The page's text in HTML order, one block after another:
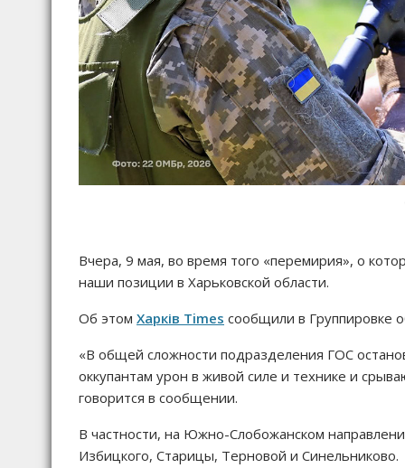
Вчера, 9 мая, во время того «перемирия», о
наши позиции в Харьковской области.
Об этом Харків Times сообщили в Группировке
«В общей сложности подразделения ГОС
оккупантам урон в живой силе и технике и
говорится в сообщении.
В частности, на Южно-Слобожанском
Избицкого, Старицы, Терновой и Синельниково.